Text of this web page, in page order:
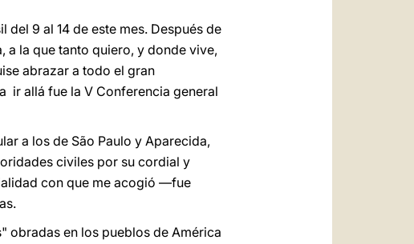
9 al 14 de este mes. Después de
a la que tanto quiero, y donde vive,
abrazar a todo el gran
ir allá fue la V Conferencia general
a los de São Paulo y Aparecida,
civiles por su cordial y
con que me acogió —fue
obradas en los pueblos de América